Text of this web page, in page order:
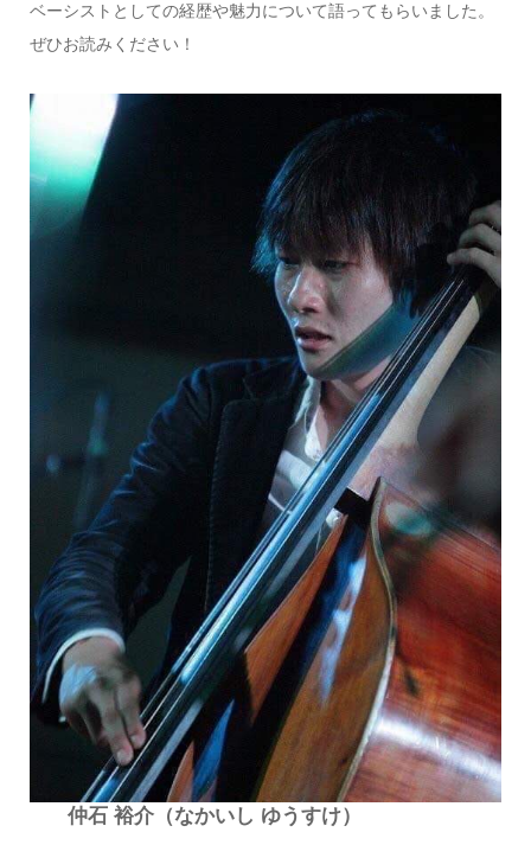
ベーシストとしての経歴や魅力について語ってもらいました。
ぜひお読みください！
仲石 裕介（なかいし ゆうすけ）